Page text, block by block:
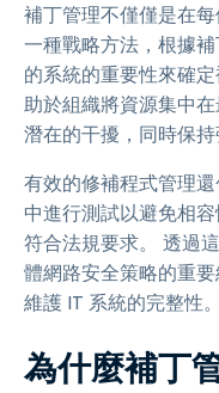
補丁管理不僅僅是在
一種戰略方法，根據
的系統的重要性來確
助於組織將資源集中
潛在的干擾，同時保持
有效的修補程式管理
中進行測試以避免相
符合法規要求。 透過
體網路安全策略的重
維護 IT 系統的完整性。
為什麼補丁